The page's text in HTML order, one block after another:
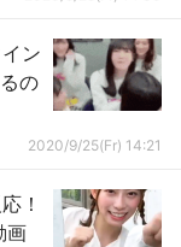
ン
の
2020/9/25(Fr) 14:21
！
画